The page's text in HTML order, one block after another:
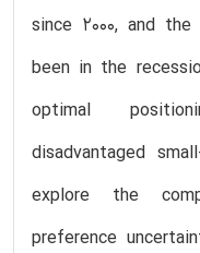
since 2000, and
been in the
optimal
disadvantaged
explore the
preference